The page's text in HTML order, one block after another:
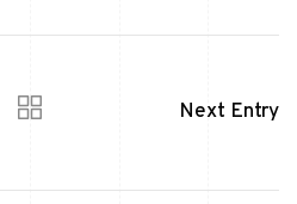
Next Entry